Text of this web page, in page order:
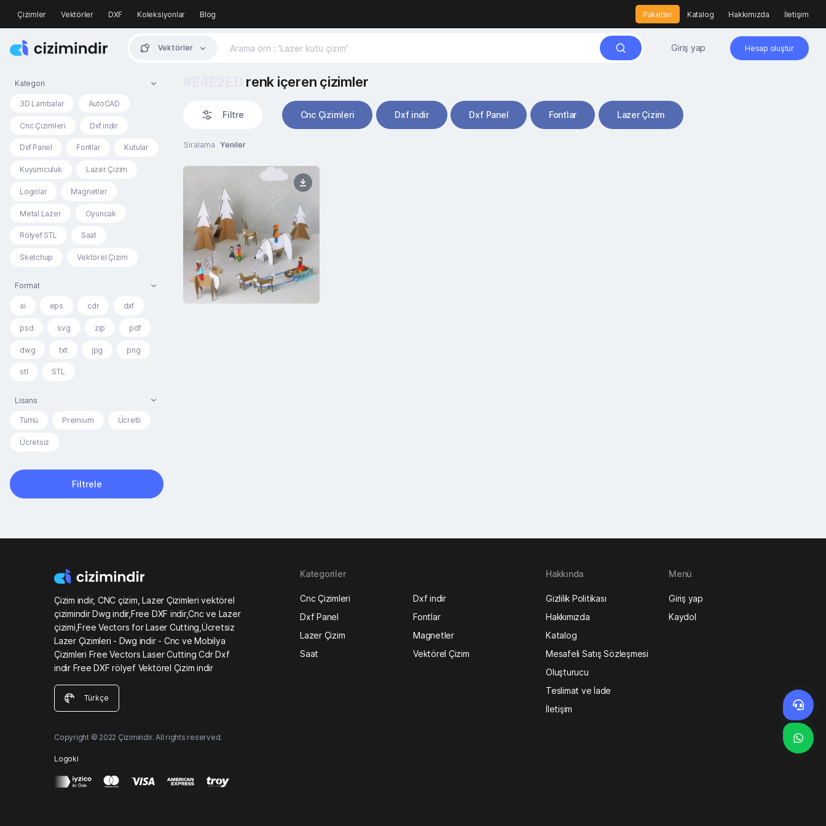
Çizimler Vektörler DXF Koleksiyonlar Blog Paketler Katalog Hakkımızda İletişim
Vektörler Giriş yap Hesap oluştur
Kategori
3D Lambalar AutoCAD
Cnc Çizimleri Dxf indir
Dxf Panel Fontlar Kutular
Kuyumculuk Lazer Çizim
Logolar Magnetler
Metal Lazer Oyuncak
Rölyef STL Saat
Sketchup Vektörel Çizim
Format
ai eps cdr dxf
psd svg zip pdf
dwg txt jpg png
stl STL
Lisans
Tümü Premium Ücretli
Ücretsiz
Filtrele
renk içeren çizimler
Filtre Cnc Çizimleri Dxf indir Dxf Panel Fontlar Lazer Çizim
Sıralama Yeniler
Çizim indir, CNC çizim, Lazer Çizimleri vektörel
çizimindir Dwg indir,Free DXF indir,Cnc ve Lazer
çizimi,Free Vectors for Laser Cutting,Ücretsiz
Lazer Çizimleri - Dwg indir - Cnc ve Mobilya
Çizimleri Free Vectors Laser Cutting Cdr Dxf
indir Free DXF rölyef Vektörel Çizim indir
Türkçe
Copyright © 2022 Çizimindir. All rights reserved.
Logoki
Kategoriler
Cnc Çizimleri
Dxf indir
Dxf Panel
Fontlar
Lazer Çizim
Magnetler
Saat
Vektörel Çizim
Hakkında
Gizlilik Politikası
Hakkımızda
Katalog
Mesafeli Satış Sözleşmesi
Oluşturucu
Teslimat ve İade
İletişim
Menü
Giriş yap
Kaydol